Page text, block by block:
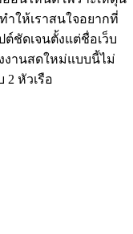
ำให้เราสนใจอยากที่
ชัดเจนตั้งแต่ชื่อเว็บ
งงานสดใหม่แบบนี้ไม่
2 หัวเรือ